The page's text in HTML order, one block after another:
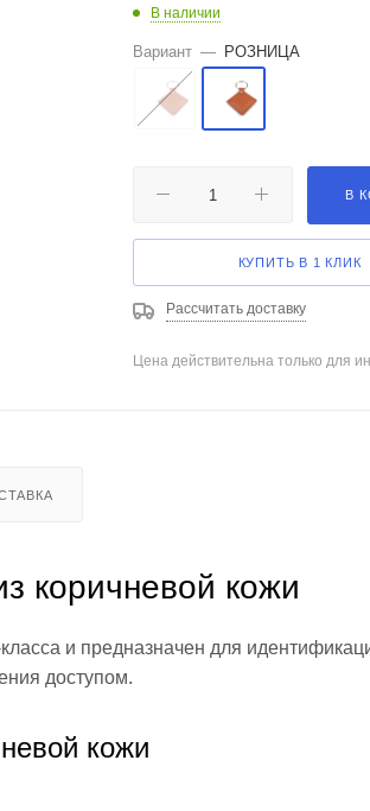
В наличии
Вариант — РОЗНИЦА
В
КУПИТЬ В 1 КЛИК
Рассчитать доставку
Цена действительна только для
коричневой кожи
и предназначен для
доступом.
кожи